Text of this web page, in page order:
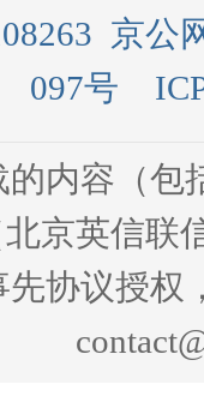
京公
097号
内容（
北京英信联
协议授权